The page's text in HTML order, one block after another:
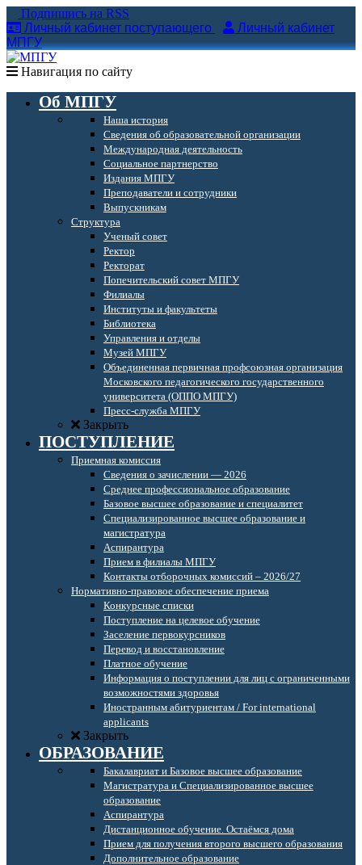
Подпишись на RSS
Личный кабинет поступающего
Личный кабинет
МПГУ
Навигация по сайту
Об МПГУ
Наша история
Сведения об образовательной организации
Международная деятельность
Социальное партнерство
Издания МПГУ
Преподаватели и сотрудники
Выпускникам
Структура
Ученый совет
Ректор
Ректорат
Попечительский совет МПГУ
Филиалы
Институты и факультеты
Библиотека
Управления и отделы
Музей МПГУ
Объединенная первичная профсоюзная организация
Московского педагогического государственного
университета (ОППО МПГУ)
Пресс-служба МПГУ
Закрыть
ПОСТУПЛЕНИЕ
Приемная комиссия
Сведения о зачислении — 2026
Среднее профессиональное образование
Базовое высшее образование и специалитет
Специализированное высшее образование и
магистратура
Аспирантура
Прием в филиалы МПГУ
Контакты отборочных комиссий – 2026/27
Нормативно-правовое обеспечение приема
Конкурсные списки
Поступление на целевое обучение
Заселение первокурсников
Перевод и восстановление
Платное обучение
Информация о поступлении для лиц с ограниченными
возможностями здоровья
Иностранным абитуриентам / For international
applicants
Закрыть
ОБРАЗОВАНИЕ
Бакалавриат и Базовое высшее образование
Магистратура и Специализированное высшее
образование
Аспирантура
Дистанционное обучение. Остаёмся дома
Прием для получения второго высшего образования
Дополнительное образование